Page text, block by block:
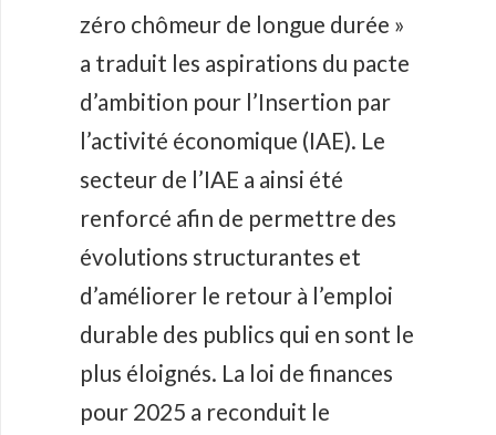
zéro chômeur de longue durée »
a traduit les aspirations du pacte
d’ambition pour l’Insertion par
l’activité économique (IAE). Le
secteur de l’IAE a ainsi été
renforcé afin de permettre des
évolutions structurantes et
d’améliorer le retour à l’emploi
durable des publics qui en sont le
plus éloignés. La loi de finances
pour 2025 a reconduit le